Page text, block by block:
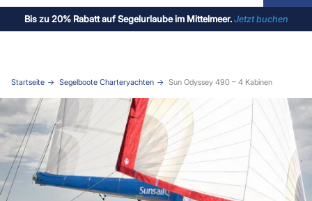
Bis zu 20% Rabatt auf Segelurlaube im Mittelmeer.Jetzt buchen
Startseite Segelboote Charteryachten Sun Odyssey 490 – 4 Kabinen